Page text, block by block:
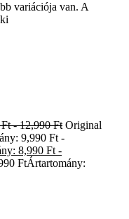
variációja van. A
- 12,990 Ft Original
9,990 Ft -
8,990 Ft -
FtÁrtartomány: